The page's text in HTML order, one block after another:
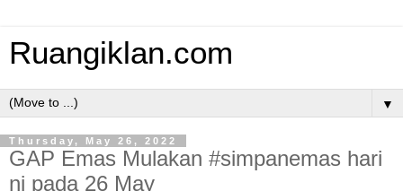
Ruangiklan.com
▼
Thursday, May 26, 2022
GAP Emas Mulakan #simpanemas hari
ni pada 26 May